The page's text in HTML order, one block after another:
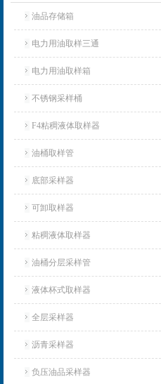
油品存储箱
电力用油取样三通
电力用油取样箱
不锈钢采样桶
F4粘稠液体取样器
油桶取样管
底部采样器
可卸取样器
粘稠液体取样器
油桶分层采样管
液体杯式取样器
全层采样器
沥青采样器
负压油品采样器